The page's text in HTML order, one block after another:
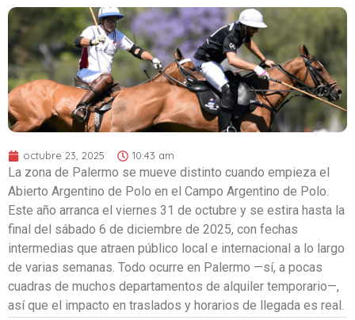
octubre 23, 2025 10:43 am
La zona de Palermo se mueve distinto cuando empieza el
Abierto Argentino de Polo en el Campo Argentino de Polo.
Este año arranca el viernes 31 de octubre y se estira hasta la
final del sábado 6 de diciembre de 2025, con fechas
intermedias que atraen público local e internacional a lo largo
de varias semanas. Todo ocurre en Palermo —sí, a pocas
cuadras de muchos departamentos de alquiler temporario—,
así que el impacto en traslados y horarios de llegada es real.